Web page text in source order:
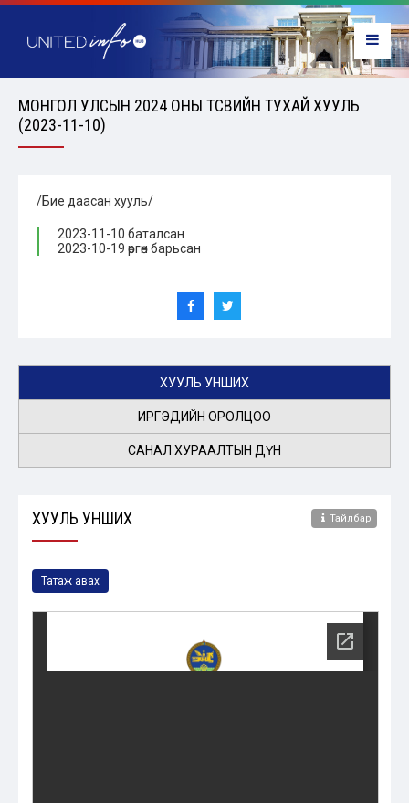
МОНГОЛ УЛСЫН 2024 ОНЫ ТӨСВИЙН ТУХАЙ ХУУЛЬ
(2023-11-10)
/Бие даасан хууль/
2023-11-10 баталсан
2023-10-19 өргөн барьсан
ХУУЛЬ УНШИХ
ИРГЭДИЙН ОРОЛЦОО
САНАЛ ХУРААЛТЫН ДҮН
ХУУЛЬ УНШИХ Тайлбар
Татаж авах